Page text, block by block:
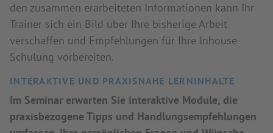
den zusammen erarbeiteten Informationen kann Ihr
Trainer sich ein Bild über Ihre bisherige Arbeit
verschaffen und Empfehlungen für Ihre Inhouse-
Schulung vorbereiten.
INTERAKTIVE UND PRAXISNAHE LERNINHALTE
Im Seminar erwarten Sie interaktive Module, die
praxisbezogene Tipps und Handlungsempfehlungen